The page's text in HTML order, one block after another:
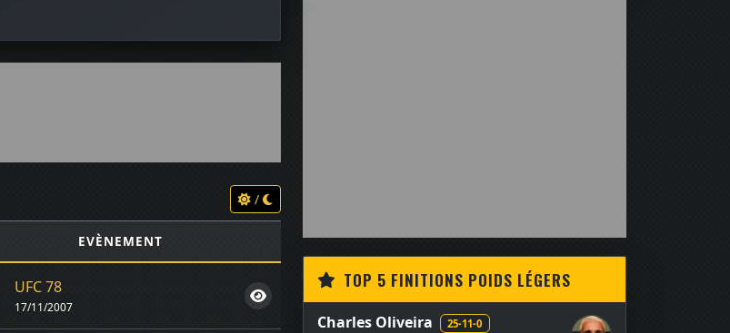
/
EVÈNEMENT
UFC 78
17/11/2007
TOP 5 FINITIONS POIDS LÉGERS
Charles Oliveira 25-11-0